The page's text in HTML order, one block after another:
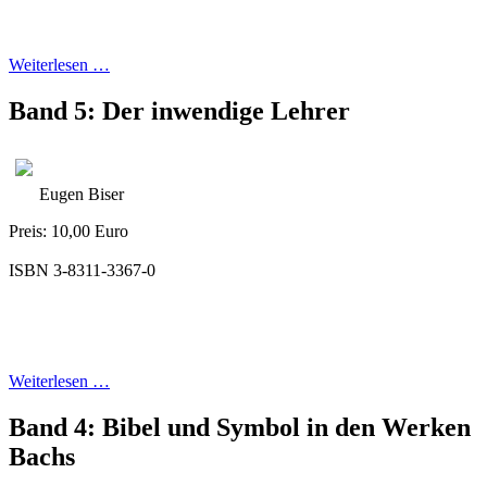
Weiterlesen …
Band 5: Der inwendige Lehrer
Eugen Biser
Preis: 10,00 Euro
ISBN 3-8311-3367-0
Weiterlesen …
Band 4: Bibel und Symbol in den Werken
Bachs